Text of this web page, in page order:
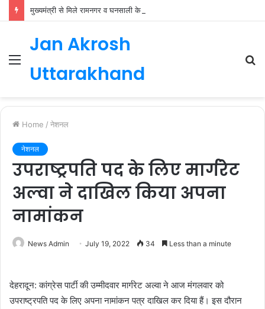
Jan Akrosh
Uttarakhand
Home / नेशनल
नेशनल
उपराष्ट्रपति पद के लिए मार्गरेट
अल्वा ने दाखिल किया अपना
नामांकन
News Admin July 19, 2022 34 Less than a minute
देहरादून: कांग्रेस पार्टी की उम्मीदवार मार्गरेट अल्वा ने आज मंगलवार को
उपराष्ट्रपति पद के लिए अपना नामांकन पत्र दाखिल कर दिया हैं। इस दौरान